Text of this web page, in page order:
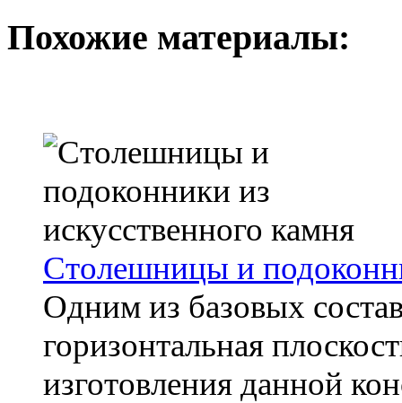
Похожие материалы:
Столешницы и
Одним из базовых
горизонтальная
изготовления данной